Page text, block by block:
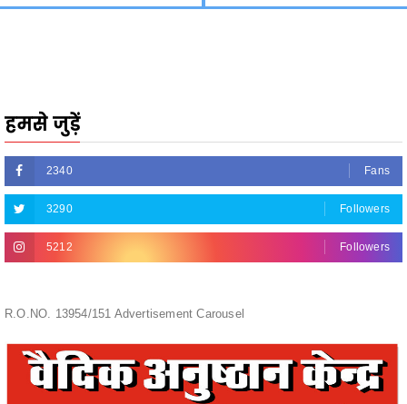
हमसे जुड़ें
2340 Fans
3290 Followers
5212 Followers
R.O.NO. 13954/151 Advertisement Carousel